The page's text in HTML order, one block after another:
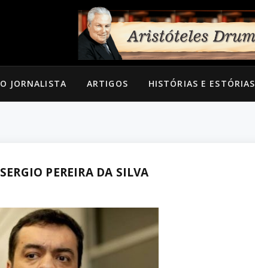
O JORNALISTA ARTIGOS HISTÓRIAS E ESTÓRIAS
SERGIO PEREIRA DA SILVA